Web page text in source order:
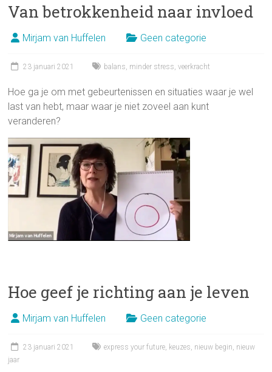
Van betrokkenheid naar invloed
Mirjam van Huffelen Geen categorie
23 januari 2021 balans minder stress ,veerkracht
Hoe ga je om met gebeurtenissen en situaties waar je wel
last van hebt, maar waar je niet zoveel aan kunt
veranderen?
Hoe geef je richting aan je leven
Mirjam van Huffelen Geen categorie
23 januari 2021 express your future keuzes nieuw begin nieuw
jaar